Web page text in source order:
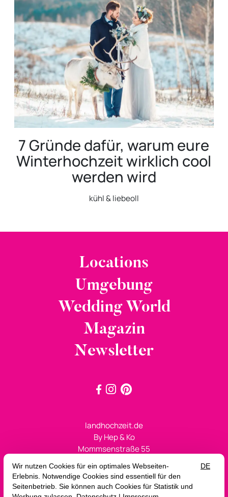
7 Gründe dafür, warum eure
Winterhochzeit wirklich cool
werden wird
kühl & liebeoll
Locations
Umgebung
Wedding World
Magazin
Newsletter
  
landhochzeit.de
By Hep & Ko
Mommsenstraße 55
+49 (0)30 2143527
sagja@landhochzeit.de